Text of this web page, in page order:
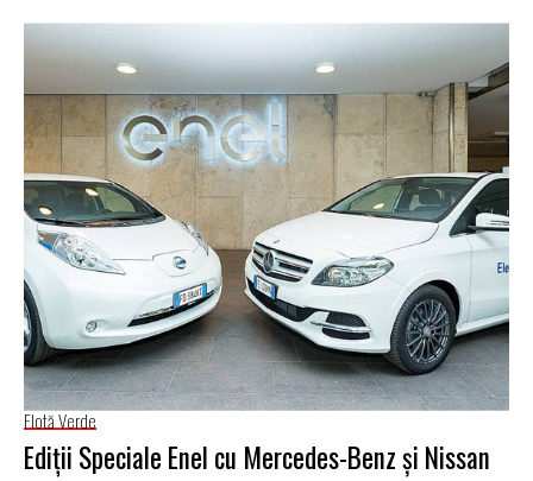
Flotă Verde
Ediţii Speciale Enel cu Mercedes-Benz şi Nissan